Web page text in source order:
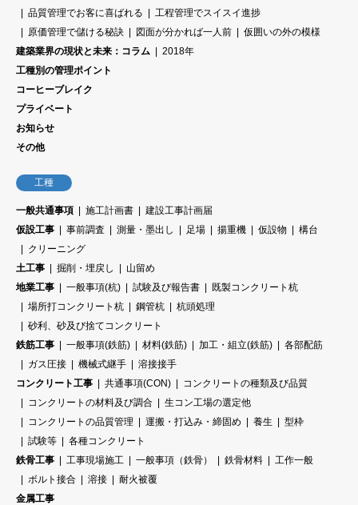
品質管理でお客に喜ばれる
工程管理でスイスイ進捗
原価管理で儲ける秘訣
図面が分かれば一人前
仮囲いの外の模様
建築業界の現状と未来：コラム
2018年
工種別の管理ポイント
コーヒーブレイク
プライベート
お知らせ
その他
工種
一般共通事項 施工計画書
建設工事計画届
仮設工事
事前調査 測量・墨出し 足場 揚重機 仮設物
構台
クリーニング
土工事
掘削・埋戻し
山留め
地業工事
一般事項(杭) 試験及び報告書
既製コンクリート杭
場所打コンクリート杭
鋼管杭
杭頭処理
砂利、砂及び捨てコンクリート
鉄筋工事
一般事項(鉄筋) 材料(鉄筋) 加工・組立(鉄筋)
各部配筋
ガス圧接
機械式継手
溶接接手
コンクリート工事
共通事項(CON)
コンクリートの種類及び品質
コンクリートの材料及び調合
生コン工場の選定他
コンクリートの品質管理
運搬・打込み・締固め 養生
型枠
試験等
各種コンクリート
鉄骨工事
工事現場施工 一般事項（鉄骨） 鉄骨材料
工作一般
ボルト接合
溶接
耐火被覆
金属工事